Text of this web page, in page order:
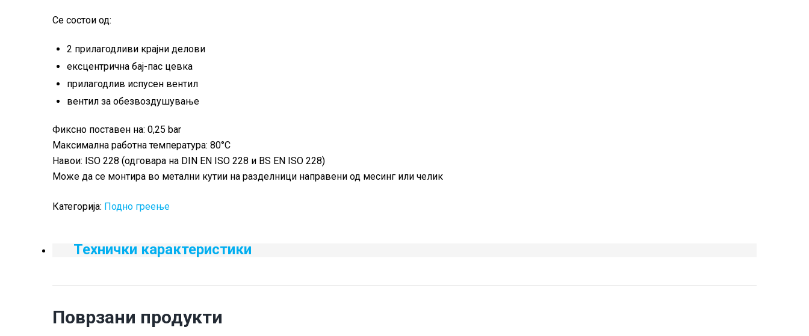
Се состои од:
2 прилагодливи крајни делови
ексцентрична бај-пас цевка
прилагодлив испусен вентил
вентил за обезвоздушување
Фиксно поставен на: 0,25 bar
Максимална работна температура: 80°C
Навои: ISO 228 (одговара на DIN EN ISO 228 и BS EN ISO 228)
Може да се монтира во метални кутии на разделници направени од месинг или челик
Категорија: Подно греење
Технички карактеристики
Поврзани продукти